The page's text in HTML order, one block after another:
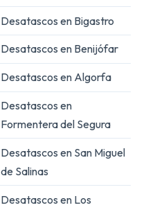
Desatascos en Bigastro
Desatascos en Benijófar
Desatascos en Algorfa
Desatascos en
Formentera del Segura
Desatascos en San Miguel
de Salinas
Desatascos en Los